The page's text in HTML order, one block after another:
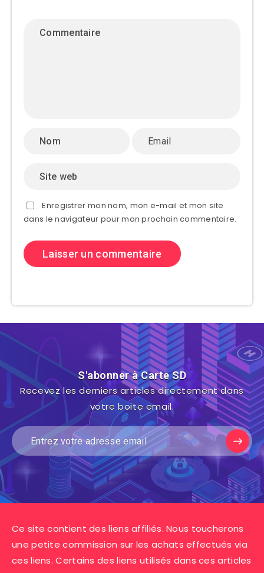
Enregistrer mon nom, mon e-mail et mon site
dans le navigateur pour mon prochain commentaire.
S'abonner à Carte SD
Recevez les derniers articles directement dans
votre boite email.
Ce site contient des liens affiliés. Nous toucherons
une petite commission sur les achats effectués via
ces liens. Certains des liens utilisés dans ces articles